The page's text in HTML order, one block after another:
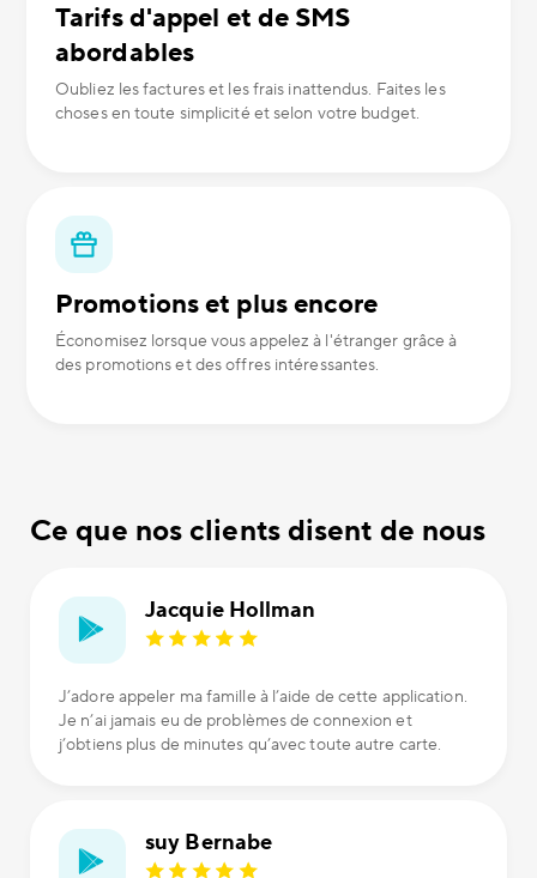
Tarifs d'appel et de SMS
abordables
Oubliez les factures et les frais inattendus. Faites les
choses en toute simplicité et selon votre budget.
Promotions et plus encore
Économisez lorsque vous appelez à l'étranger grâce à
des promotions et des offres intéressantes.
Ce que nos clients disent de nous
Jacquie Hollman
J’adore appeler ma famille à l’aide de cette application.
Je n’ai jamais eu de problèmes de connexion et
j’obtiens plus de minutes qu’avec toute autre carte.
suy Bernabe